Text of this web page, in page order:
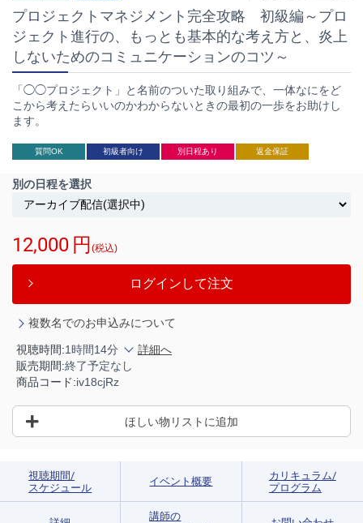
プロジェクトマネジメント完全攻略 初級編～プロ
ジェクト進行の、もっとも基本的な考え方と、炎上
しないためのコミュニケーションのコツ～
「◯◯プロジェクト」と名前のついた取り組みで、一体なにをど
こから考えたらいいのかわからないときの最初の一歩をお助けし
ます。
質問OK 初級者向け 別日程あり 返金保証
別の日程を選択
12,000 円(税込)
ログインして注文
複数名でのお申込みについて
視聴時間:1時間14分
詳細へ
販売期間:終了予定なし
商品コード:iv18cjRz
ほしい物リストに追加
視聴期間/
スケジュール
イベント概要
カリキュラム/
プログラム
講師の